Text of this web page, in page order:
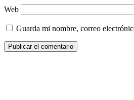
Web
Guarda mi nombre, correo